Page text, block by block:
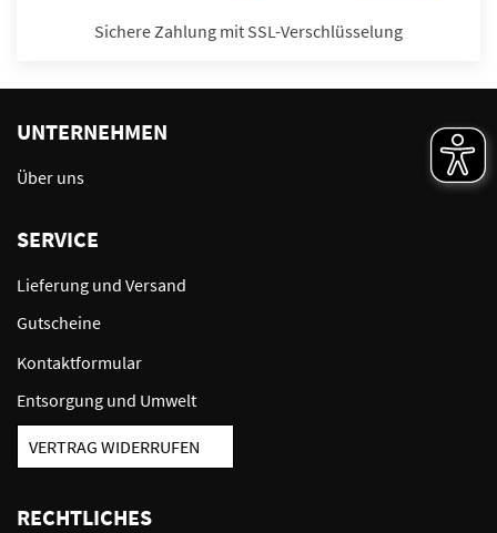
Sichere Zahlung mit SSL-Verschlüsselung
UNTERNEHMEN
Über uns
SERVICE
Lieferung und Versand
Gutscheine
Kontaktformular
Entsorgung und Umwelt
VERTRAG WIDERRUFEN
RECHTLICHES